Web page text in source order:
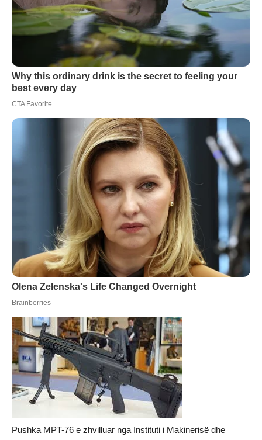
Pushka MPT-76 e zhvilluar nga Instituti i Makinerisë dhe